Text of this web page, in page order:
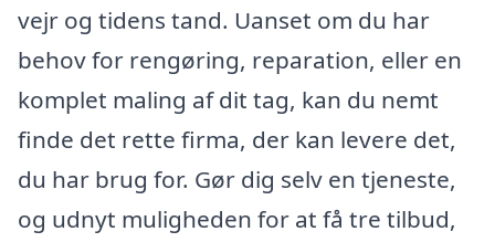
vejr og tidens tand. Uanset om du har
behov for rengøring, reparation, eller en
komplet maling af dit tag, kan du nemt
finde det rette firma, der kan levere det,
du har brug for. Gør dig selv en tjeneste,
og udnyt muligheden for at få tre tilbud,